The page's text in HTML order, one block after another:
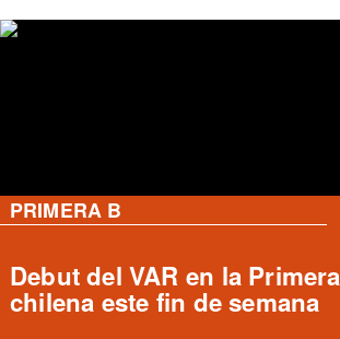
PRIMERA B
Ronald Fuentes habla sobre
Enzo Riquelme y Ángelo